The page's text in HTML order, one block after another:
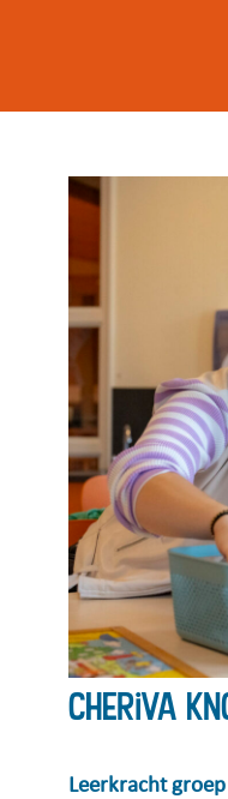
Cheriva
Leerkracht